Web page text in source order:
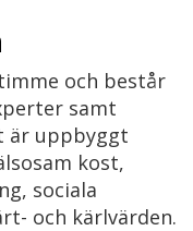
och består
samt
är uppbyggt
kost,
sociala
och kärlvärden.